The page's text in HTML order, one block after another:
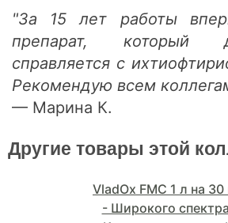
"За 15 лет работы
препарат, который
справляется с
Рекомендую всем
— Марина К.
Другие товары этой
VladOx FMC 1 л на 30
- Широкого